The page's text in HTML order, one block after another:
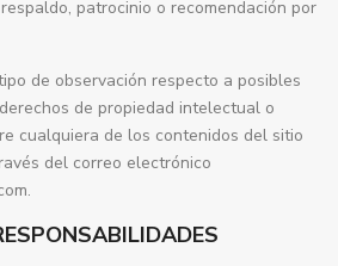
patrocinio o recomendación por
de observación respecto a posibles
de propiedad intelectual o
cualquiera de los contenidos del sitio
del correo electrónico